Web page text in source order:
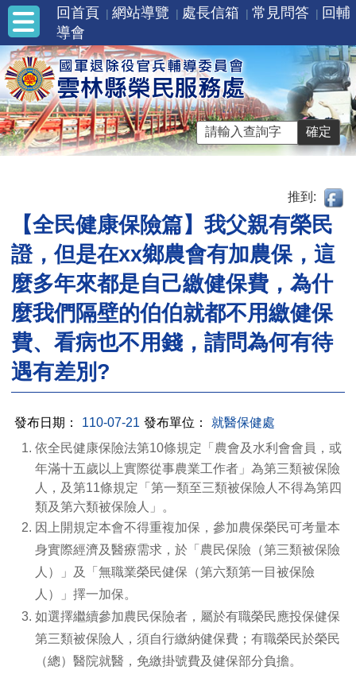
回首頁 網站導覽 處長信箱 常見問答
回輔
導會
推到:
【全民健康保險篇】我父親有榮民
證，但是在xx鄉農會有加農保，這
麼多年來都是自己繳健保費，為什
麼我們隔壁的伯伯就都不用繳健保
費、看病也不用錢，請問為何有待
遇有差別?
發布日期： 110-07-21 發布單位：
就醫保健處
依全民健康保險法第10條規定「農會及水利會會員，或
年滿十五歲以上實際從事農業工作者」為第三類被保險
人，及第11條規定「第一類至三類被保險人不得為第四
類及第六類被保險人」。
因上開規定本會不得重複加保，參加農保榮民可考量本
身實際經濟及醫療需求，於「農民保險（第三類被保險
人）」及「無職業榮民健保（第六類第一目被保險
人）」擇一加保。
如選擇繼續參加農民保險者，屬於有職榮民應投保健保
第三類被保險人，須自行繳納健保費 ；有職榮民於榮民
（總）醫院就醫，免繳掛號費及健保部分負擔。